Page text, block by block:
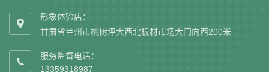

形象体验店：
甘肃省兰州市桃树坪大西北板材市场大门向西200米

服务监督电话：
13359318987